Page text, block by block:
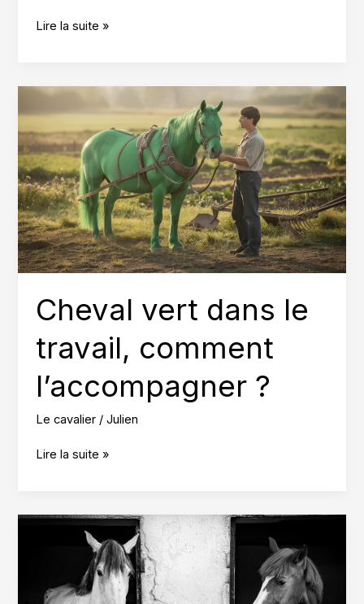
Cheval,
son
nom
Lire la suite »
Cheval vert dans le
travail, comment
l’accompagner ?
Le cavalier /Julien
Cheval
travail,
comment
l’accompagner
Lire la suite »